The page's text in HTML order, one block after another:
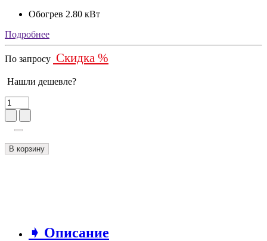
Обогрев 2.80 кВт
Подробнее
По запросу Скидка %
Нашли дешевле?
В корзину
➧ Описание